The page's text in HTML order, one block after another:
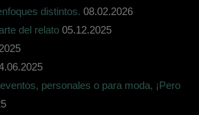
distintos. 08.02.2026
del relato 05.12.2025
personales o para moda, ¡Pero